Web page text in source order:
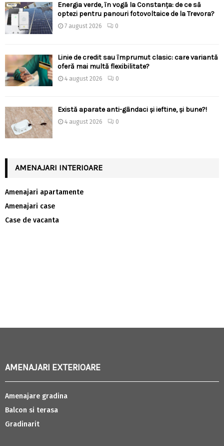
Energia verde, în vogă la Constanța: de ce să
optezi pentru panouri fotovoltaice de la Trevora?
7 august 2026 0
Linie de credit sau împrumut clasic: care variantă
oferă mai multă flexibilitate?
4 august 2026 0
Există aparate anti-gândaci și ieftine, și bune?!
4 august 2026 0
AMENAJARI INTERIOARE
Amenajari apartamente
Amenajari case
Case de vacanta
AMENAJARI EXTERIOARE
Amenajare gradina
Balcon si terasa
Gradinarit